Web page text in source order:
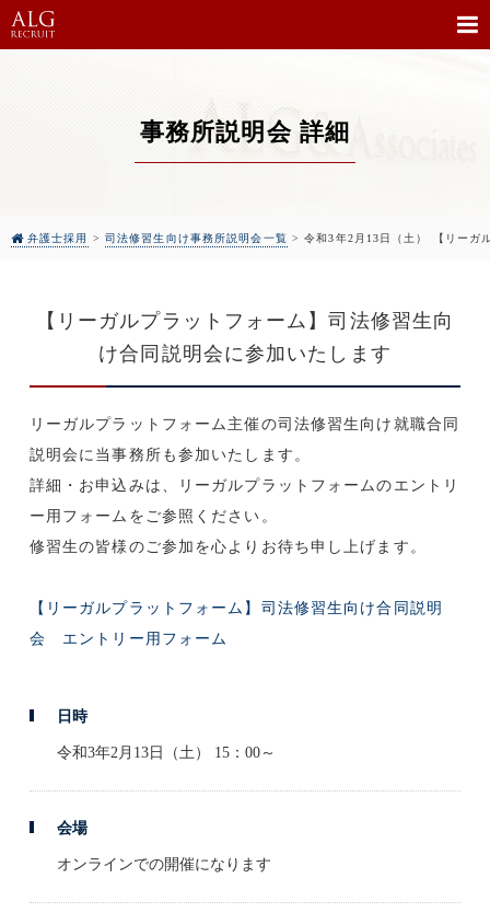
事務所説明会 詳細
弁護士採用 > 司法修習生向け事務所説明会一覧 >令和3年2月13日（土） 【リーガ
【リーガルプラットフォーム】司法修習生向
け合同説明会に参加いたします
リーガルプラットフォーム主催の司法修習生向け就職合同
説明会に当事務所も参加いたします。
詳細・お申込みは、リーガルプラットフォームのエントリ
ー用フォームをご参照ください。
修習生の皆様のご参加を心よりお待ち申し上げます。
【リーガルプラットフォーム】司法修習生向け合同説明
会 エントリー用フォーム
日時
令和3年2月13日（土） 15：00～
会場
オンラインでの開催になります